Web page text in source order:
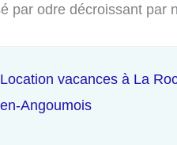
par odre décroissant par
Location vacances à La
en-Angoumois